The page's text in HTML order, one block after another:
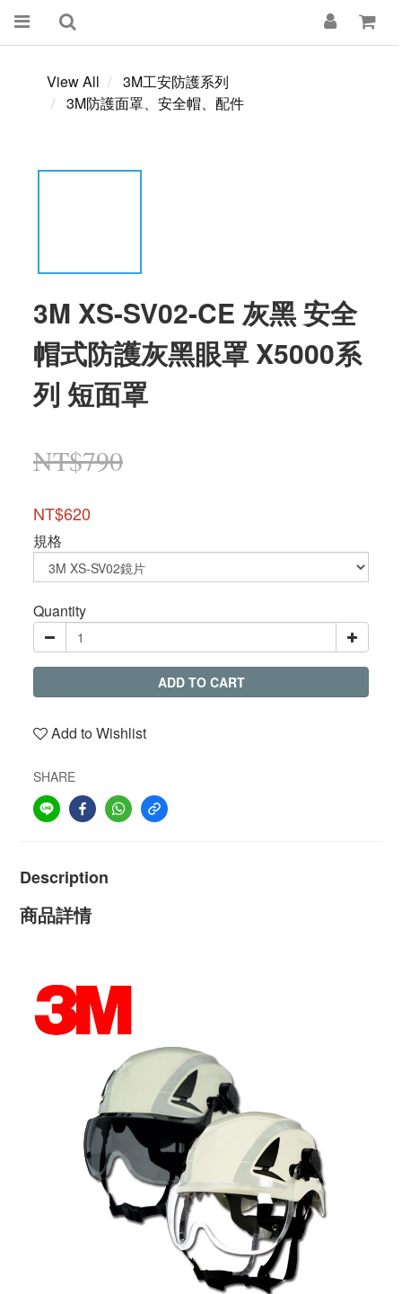
View All
3M工安防護系列
3M防護面罩、安全帽、配件
3M XS-SV02-CE 灰黑 安全
帽式防護灰黑眼罩 X5000系
列 短面罩
NT$790
NT$620
規格
Quantity
ADD TO CART
Add to Wishlist
SHARE
Description
商品詳情